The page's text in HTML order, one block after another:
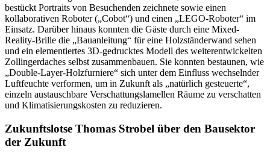
bestückt Portraits von Besuchenden zeichnete sowie einen
kollaborativen Roboter („Cobot“) und einen „LEGO-Roboter“ im
Einsatz. Darüber hinaus konnten die Gäste durch eine Mixed-
Reality-Brille die „Bauanleitung“ für eine Holzständerwand sehen
und ein elementiertes 3D-gedrucktes Modell des weiterentwickelten
Zollingerdaches selbst zusammenbauen. Sie konnten bestaunen, wie
„Double-Layer-Holzfurniere“ sich unter dem Einfluss wechselnder
Luftfeuchte verformen, um in Zukunft als „natürlich gesteuerte“,
einzeln austauschbare Verschattungslamellen Räume zu verschatten
und Klimatisierungskosten zu reduzieren.
Zukunftslotse Thomas Strobel über den Bausektor
der Zukunft